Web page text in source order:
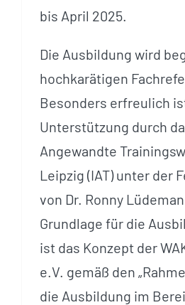
bis April 2025.
Die Ausbildung wird
hochkarätigen
Besonders erfreulich
Unterstützung durch
Angewandte
Leipzig (IAT) unter der
von Dr. Ronny
Grundlage für die
ist das Konzept der
e.V. gemäß den
die Ausbildung im